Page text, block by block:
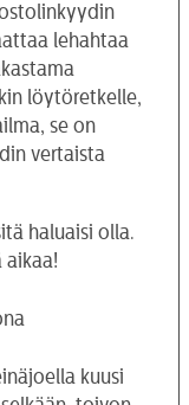
lehahtaa
löytöretkelle,
se on
vertaista
haluaisi olla.
aikaa!
kuusi